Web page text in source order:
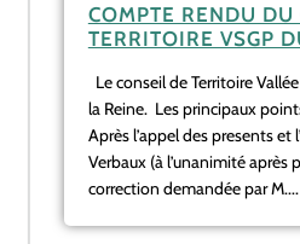
COMPTE RENDU DU
TERRITOIRE VSGP
Le conseil de Territoire
la Reine. Les principaux
Après l’appel des presents
Verbaux (à l’unanimité après
correction demandée par M....